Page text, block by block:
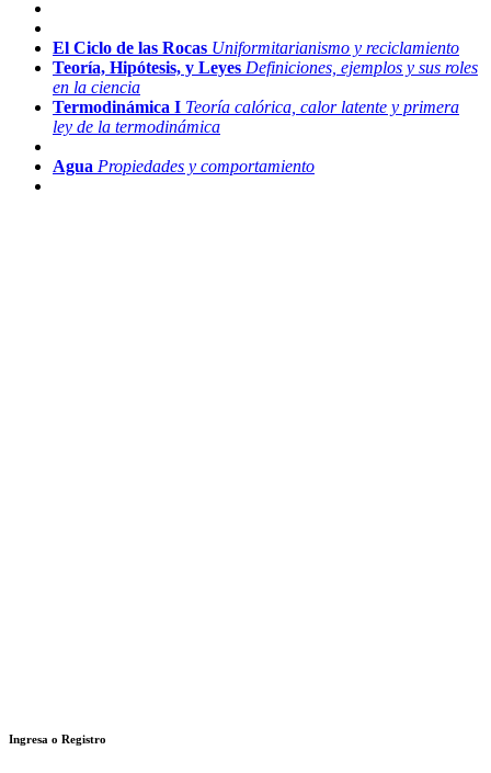
El Ciclo de las Rocas Uniformitarianismo y reciclamiento
Teoría, Hipótesis, y Leyes Definiciones, ejemplos y sus roles
en la ciencia
Termodinámica I Teoría calórica, calor latente y primera
ley de la termodinámica
Agua Propiedades y comportamiento
Ingresa o Registro